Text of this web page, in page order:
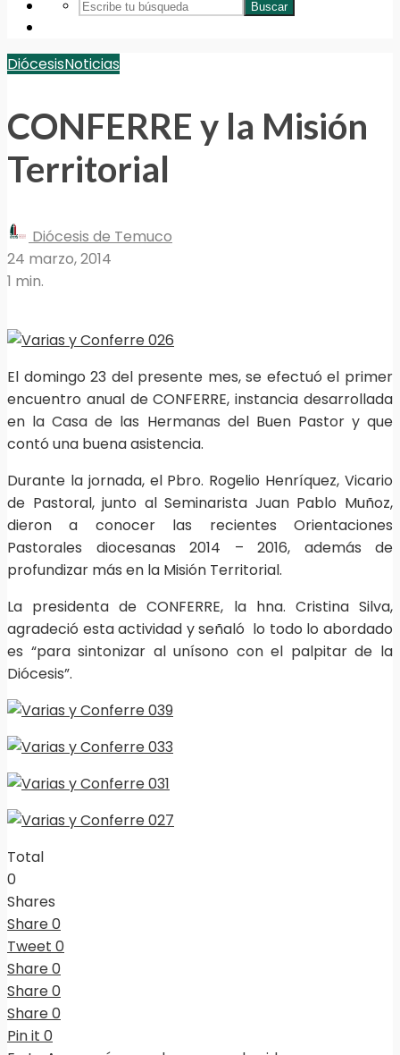
Buscar
DiócesisNoticias
CONFERRE y la Misión
Territorial
Diócesis de Temuco
24 marzo, 2014
1 min.
El domingo 23 del presente mes, se efectuó el primer
encuentro anual de CONFERRE, instancia desarrollada
en la Casa de las Hermanas del Buen Pastor y que
contó una buena asistencia.
Durante la jornada, el Pbro. Rogelio Henríquez, Vicario
de Pastoral, junto al Seminarista Juan Pablo Muñoz,
dieron a conocer las recientes Orientaciones
Pastorales diocesanas 2014 – 2016, además de
profundizar más en la Misión Territorial.
La presidenta de CONFERRE, la hna. Cristina Silva,
agradeció esta actividad y señaló lo todo lo abordado
es “para sintonizar al unísono con el palpitar de la
Diócesis”.
Total
0
Shares
Share0
Tweet 0
Share0
Share0
Share0
Pin it 0